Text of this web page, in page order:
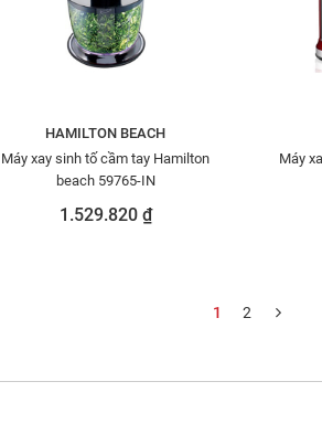
HAMILTON BEACH
Máy xay sinh tố cầm tay Hamilton
beach 59765-IN
1.529.820 ₫
Máy
1 2